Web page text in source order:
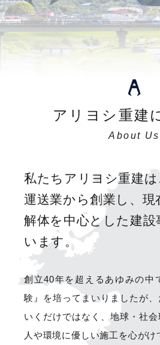
アリヨシ重建
About Us
私たちアリヨシ重建は
運送業から創業し、現
解体を中心とした建設
います。
創立40年を超えるあゆみの中
験』を培ってまいりましたが
いくだけではなく、地球・社
人や環境に優しい施工を心が